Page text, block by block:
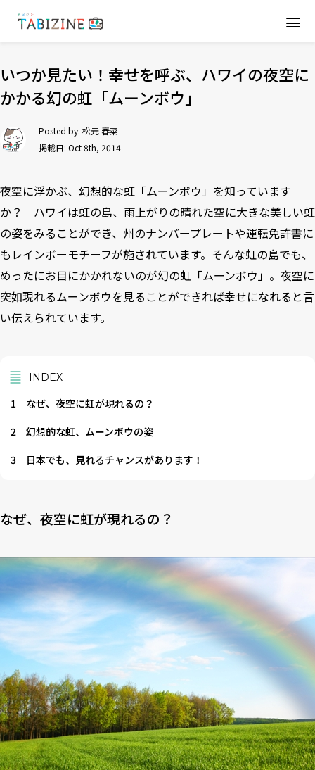
いつか見たい！幸せを呼ぶ、ハワイの夜空に
かかる幻の虹「ムーンボウ」
Posted by: 松元 春菜
掲載日: Oct 8th, 2014
夜空に浮かぶ、幻想的な虹「ムーンボウ」を知っています
か？ ハワイは虹の島、雨上がりの晴れた空に大きな美しい虹
の姿をみることができ、州のナンバープレートや運転免許書に
もレインボーモチーフが施されています。そんな虹の島でも、
めったにお目にかかれないのが幻の虹「ムーンボウ」。夜空に
突如現れるムーンボウを見ることができれば幸せになれると言
い伝えられています。
INDEX
1
なぜ、夜空に虹が現れるの？
2
幻想的な虹、ムーンボウの姿
3
日本でも、見れるチャンスがあります！
なぜ、夜空に虹が現れるの？